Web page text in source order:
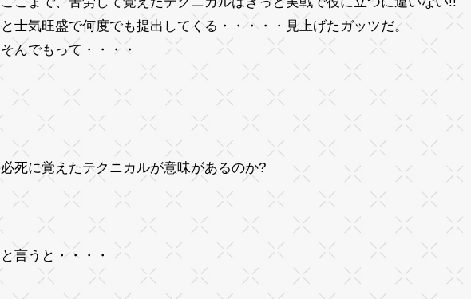
と士気旺盛で何度でも提出してくる・・・・・見上げたガッツだ。
そんでもって・・・・
必死に覚えたテクニカルが意味があるのか?
と言うと・・・・